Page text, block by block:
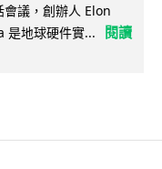
議，創辦人 Elon
是地球硬件實...
閱讀